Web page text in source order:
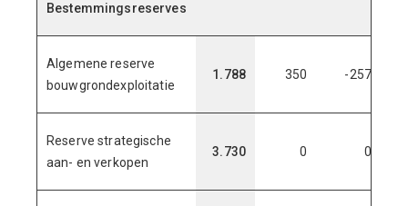
Bestemmingsreserves
Algemene reserve
bouwgrondexploitatie
1.788 350 -257
Reserve strategische
aan- en verkopen
3.730 0 0